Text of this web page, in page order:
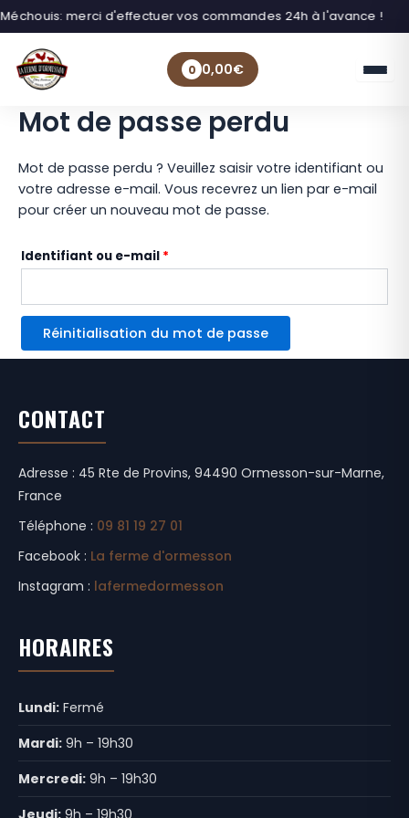
Méchouis: merci d'effectuer vos commandes 24h à l'avance !
0 0,00€
Mot de passe perdu
Mot de passe perdu ? Veuillez saisir votre identifiant ou
votre adresse e-mail. Vous recevrez un lien par e-mail
pour créer un nouveau mot de passe.
Identifiant ou e-mail *
Réinitialisation du mot de passe
CONTACT
Adresse : 45 Rte de Provins, 94490 Ormesson-sur-Marne,
France
Téléphone : 09 81 19 27 01
Facebook : La ferme d'ormesson
Instagram : lafermedormesson
HORAIRES
Lundi: Fermé
Mardi: 9h – 19h30
Mercredi: 9h – 19h30